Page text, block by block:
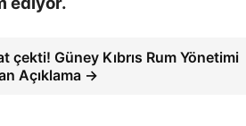
çekti! Güney Kıbrıs Rum Yönetimi
Açıklama →